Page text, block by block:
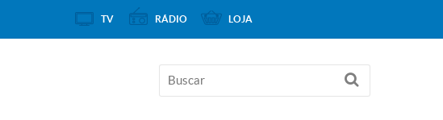
TV RÁDIO LOJA